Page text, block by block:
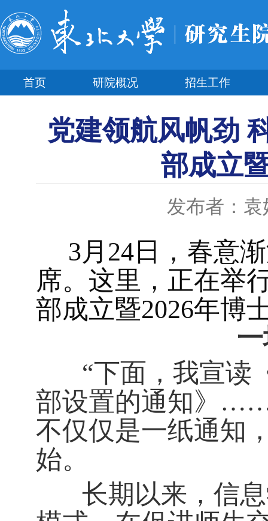
首页 研院概况 招生工作
党建领航风帆劲
部成立
发布者：袁
3月24日，春意
席。这里，正在举
部成立暨2026年博
“下面，我宣读
部设置的通知》
不仅仅是一纸通知
始。
长期以来，信息